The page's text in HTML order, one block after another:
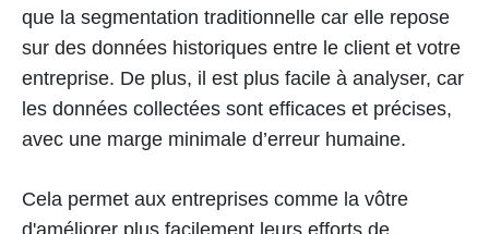
que la segmentation traditionnelle car elle repose
sur des données historiques entre le client et votre
entreprise. De plus, il est plus facile à analyser, car
les données collectées sont efficaces et précises,
avec une marge minimale d’erreur humaine.
Cela permet aux entreprises comme la vôtre